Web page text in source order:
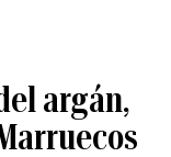
argán,